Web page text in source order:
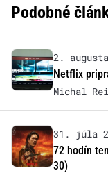
Podobné
2.
Netflix
Michal
31. júla
72 hodín
30)